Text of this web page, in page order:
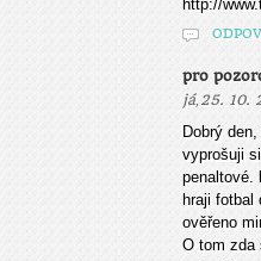
http://
pro
já, 25. 10.
Dobrý
vyprošuji
penaltové.
hraji
ověřeno
O tom zda